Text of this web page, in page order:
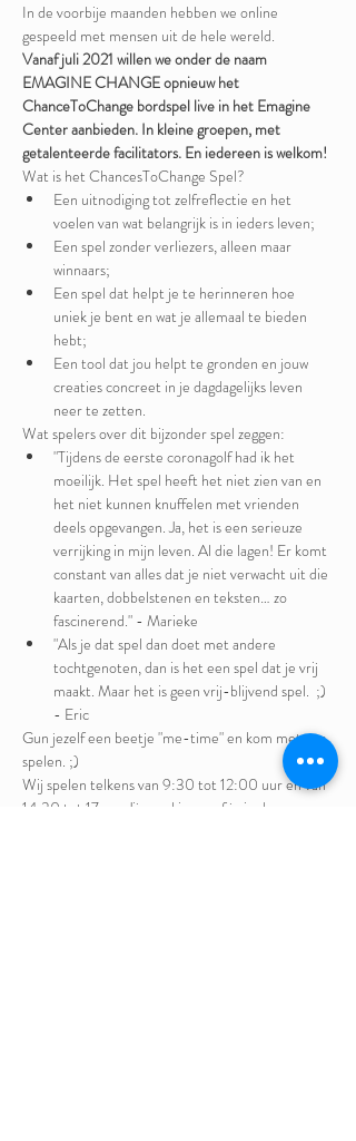
In de voorbije maanden hebben we online
gespeeld met mensen uit de hele wereld.
Vanaf juli 2021 willen we onder de naam
EMAGINE CHANGE opnieuw het
ChanceToChange bordspel live in het Emagine
Center aanbieden. In kleine groepen, met
getalenteerde facilitators. En iedereen is welkom!
Wat is het ChancesToChange Spel?
Een uitnodiging tot zelfreflectie en het
voelen van wat belangrijk is in ieders leven;
Een spel zonder verliezers, alleen maar
winnaars;
Een spel dat helpt je te herinneren hoe
uniek je bent en wat je allemaal te bieden
hebt;
Een tool dat jou helpt te gronden en jouw
creaties concreet in je dagdagelijks leven
neer te zetten.
Wat spelers over dit bijzonder spel zeggen:
"Tijdens de eerste coronagolf had ik het
moeilijk. Het spel heeft het niet zien van en
het niet kunnen knuffelen met vrienden
deels opgevangen. Ja, het is een serieuze
verrijking in mijn leven. Al die lagen! Er komt
constant van alles dat je niet verwacht uit die
kaarten, dobbelstenen en teksten… zo
fascinerend." - Marieke
"Als je dat spel dan doet met andere
tochtgenoten, dan is het een spel dat je vrij
maakt. Maar het is geen vrij-blijvend spel.  ;)
- Eric
Gun jezelf een beetje "me-time" en kom met ons
spelen. ;)
Wij spelen telkens van 9:30 tot 12:00 uur en van
14:30 tot 17uur. Jij mag kiezen of je in de voor-